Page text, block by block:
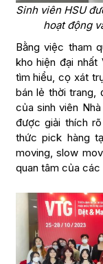
Sinh viên HSU
hoạt động
Bằng việc tham
kho hiện đại
tìm hiểu, cọ xát
bán lẻ thời trang,
của sinh viên
được giải thích
thức pick hàng
moving, slow
quan tâm của các